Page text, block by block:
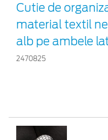
Cutie de
material textil
alb pe ambele
2470825